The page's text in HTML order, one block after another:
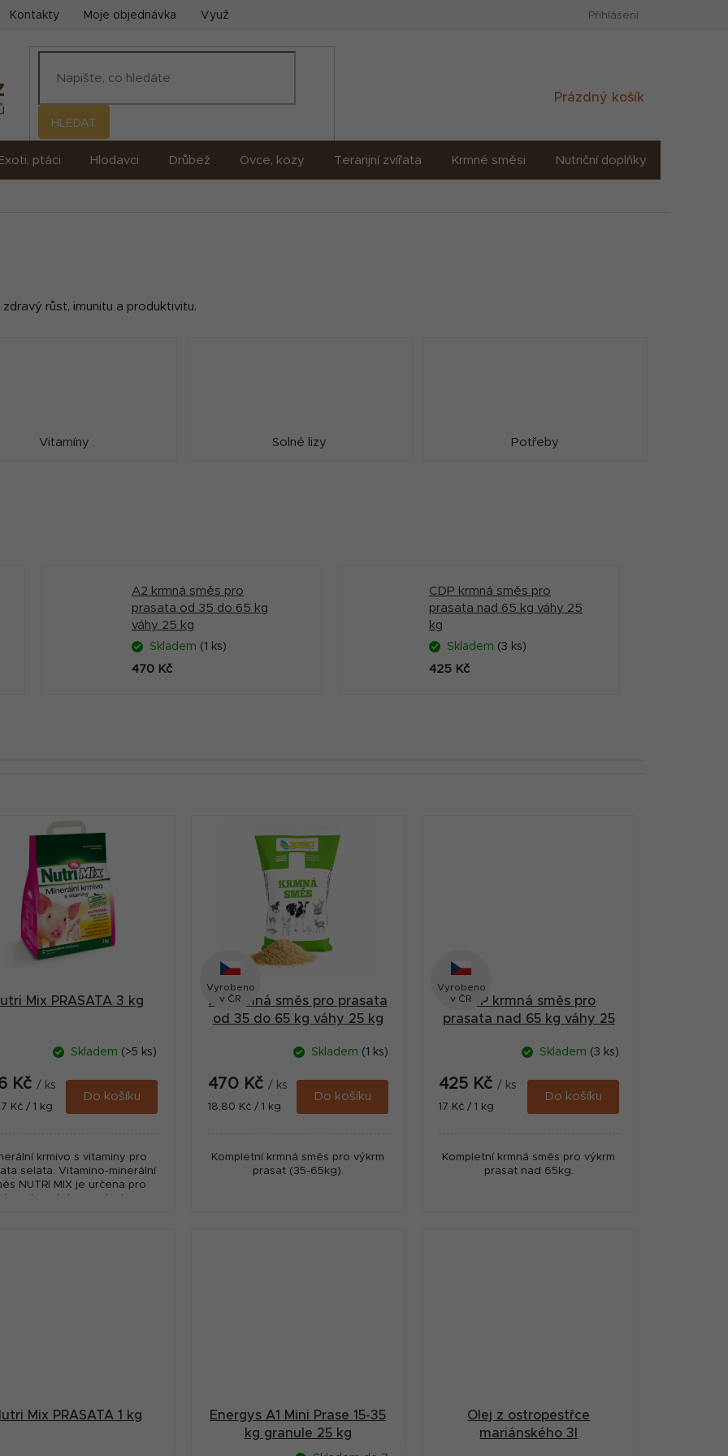
Kontakty Moje objednávka Využití umělé inteligence (AI) Přihlášení
HLEDAT
Nákupní
Prázdný košík
Exoti, ptáci Hlodavci Drůbež Ovce, kozy Terarijní zvířata Krmné směsi Nutriční doplňky
růst, imunitu a produktivitu.
Vitamíny Solné lizy Potřeby
A2 krmná směs pro
prasata od 35 do 65 kg
váhy 25 kg
Skladem (1 ks)
470 Kč
CDP krmná směs pro
prasata nad 65 kg váhy 25
kg
Skladem (3 ks)
425 Kč
Mix PRASATA 3 kg
Skladem (>5 ks)
Kč/ ks
Kč / 1 kg
Do košíku
krmivo s vitaminy pro
selata. Vitamino-minerální
NUTRI MIX je určena pro
Vyrobeno
v ČR
A2 krmná směs pro prasata
od 35 do 65 kg váhy 25 kg
Skladem (1 ks)
470 Kč / ks
Měrná
18,80 Kč / 1 kg
Do košíku
Kompletní krmná směs pro výkrm
prasat (35-65kg).
Vyrobeno
v ČRCDP krmná směs pro
prasata nad 65 kg váhy 25
Skladem (3 ks)
425 Kč / ks
Měrná
17 Kč / 1 kg
Do košíku
Kompletní krmná směs pro výkrm
prasat nad 65kg.
Mix PRASATA 1 kg
Energys A1 Mini Prase 15-35
kg granule 25 kg
Olej z ostropestřce
mariánského 3l